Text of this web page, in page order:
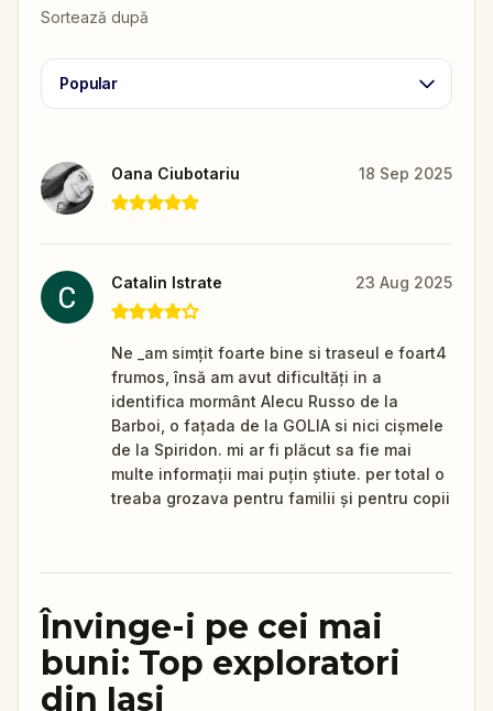
Sortează după
Popular
Oana Ciubotariu 18 Sep 2025
Catalin Istrate 23 Aug 2025
Ne _am simțit foarte bine si traseul e foart4
frumos, însă am avut dificultăți in a
identifica mormânt Alecu Russo de la
Barboi, o fațada de la GOLIA si nici cișmele
de la Spiridon. mi ar fi plăcut sa fie mai
multe informații mai puțin știute. per total o
treaba grozava pentru familii și pentru copii
Învinge-i pe cei mai
buni: Top exploratori
din Iasi